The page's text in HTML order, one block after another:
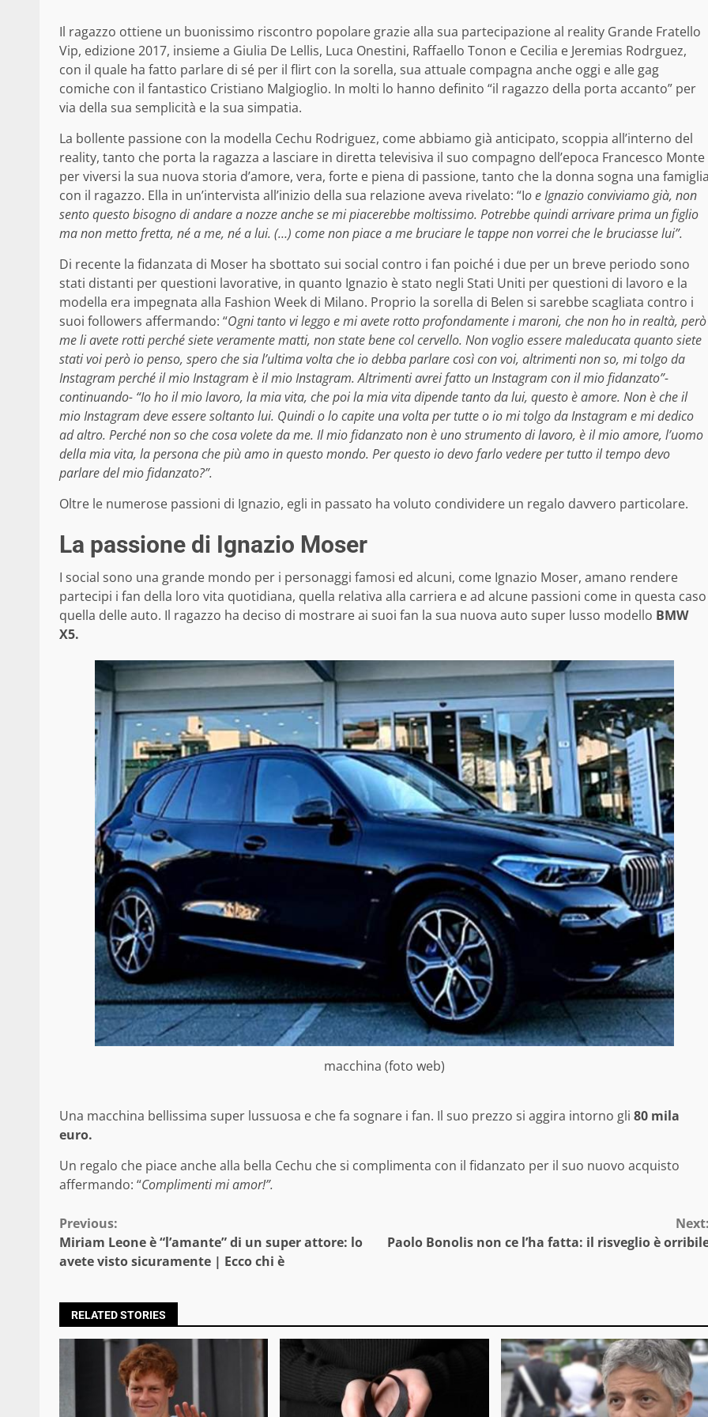
Il ragazzo ottiene un buonissimo riscontro popolare grazie alla sua partecipazione al reality Grande Fratello
Vip, edizione 2017, insieme a Giulia De Lellis, Luca Onestini, Raffaello Tonon e Cecilia e Jeremias Rodrguez,
con il quale ha fatto parlare di sé per il flirt con la sorella, sua attuale compagna anche oggi e alle gag
comiche con il fantastico Cristiano Malgioglio. In molti lo hanno definito “il ragazzo della porta accanto” per
via della sua semplicità e la sua simpatia.
La bollente passione con la modella Cechu Rodriguez, come abbiamo già anticipato, scoppia all’interno del
reality, tanto che porta la ragazza a lasciare in diretta televisiva il suo compagno dell’epoca Francesco Monte
per viversi la sua nuova storia d’amore, vera, forte e piena di passione, tanto che la donna sogna una
con il ragazzo. Ella in un’intervista all’inizio della sua relazione aveva rivelato: “Io e Ignazio conviviamo già, non
sento questo bisogno di andare a nozze anche se mi piacerebbe moltissimo. Potrebbe quindi arrivare prima un figlio
ma non metto fretta, né a me, né a lui. (…) come non piace a me bruciare le tappe non vorrei che le bruciasse lui”.
Di recente la fidanzata di Moser ha sbottato sui social contro i fan poiché i due per un breve periodo sono
stati distanti per questioni lavorative, in quanto Ignazio è stato negli Stati Uniti per questioni di lavoro e la
modella era impegnata alla Fashion Week di Milano. Proprio la sorella di Belen si sarebbe scagliata contro i
suoi followers affermando: “Ogni tanto vi leggo e mi avete rotto profondamente i maroni, che non ho in realtà, però
me li avete rotti perché siete veramente matti, non state bene col cervello. Non voglio essere maleducata quanto siete
stati voi però io penso, spero che sia l’ultima volta che io debba parlare così con voi, altrimenti non so, mi tolgo da
Instagram perché il mio Instagram è il mio Instagram. Altrimenti avrei fatto un Instagram con il mio fidanzato”-
continuando- “Io ho il mio lavoro, la mia vita, che poi la mia vita dipende tanto da lui, questo è amore. Non è che il
mio Instagram deve essere soltanto lui. Quindi o lo capite una volta per tutte o io mi tolgo da Instagram e mi dedico
ad altro. Perché non so che cosa volete da me. Il mio fidanzato non è uno strumento di lavoro, è il mio amore, l’uomo
della mia vita, la persona che più amo in questo mondo. Per questo io devo farlo vedere per tutto il tempo devo
parlare del mio fidanzato?”.
Oltre le numerose passioni di Ignazio, egli in passato ha voluto condividere un regalo davvero particolare.
La passione di Ignazio Moser
I social sono una grande mondo per i personaggi famosi ed alcuni, come Ignazio Moser, amano rendere
partecipi i fan della loro vita quotidiana, quella relativa alla carriera e ad alcune passioni come in questa caso
quella delle auto. Il ragazzo ha deciso di mostrare ai suoi fan la sua nuova auto super lusso modello BMW
X5.
macchina (foto web)
Una macchina bellissima super lussuosa e che fa sognare i fan. Il suo prezzo si aggira intorno gli 80 mila
euro.
Un regalo che piace anche alla bella Cechu che si complimenta con il fidanzato per il suo nuovo acquisto
affermando: “Complimenti mi amor!”.
Continue
Reading
Previous:
Miriam Leone è “l’amante” di un super attore: lo
avete visto sicuramente | Ecco chi è
Paolo Bonolis non ce l’ha fatta: il risveglio è
RELATED STORIES